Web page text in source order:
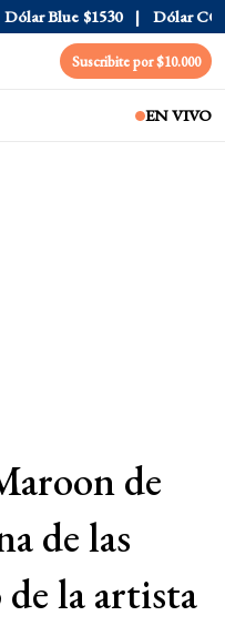
Blue $1530 Dólar CCL
Suscribite por $10.000
EN VIVO
de
de las
de la artista